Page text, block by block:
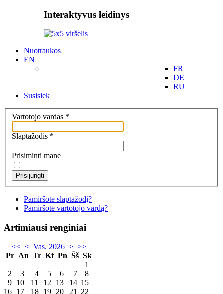
Interaktyvus leidinys
Nuotraukos
EN
FR
DE
RU
Susisiek
Vartotojo vardas *
Slaptažodis *
Prisiminti mane
Prisijungti
Pamiršote slaptažodį?
Pamiršote vartotojo vardą?
Artimiausi renginiai
<< < Vas. 2026 > >>
Pr An Tr Kt Pn Šš Sk
1
2
3 4 5 6 7
8
9 10 11 12 13 14 15
16 17 18 19 20 21 22